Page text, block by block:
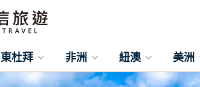
杜拜 非洲 紐澳 美洲